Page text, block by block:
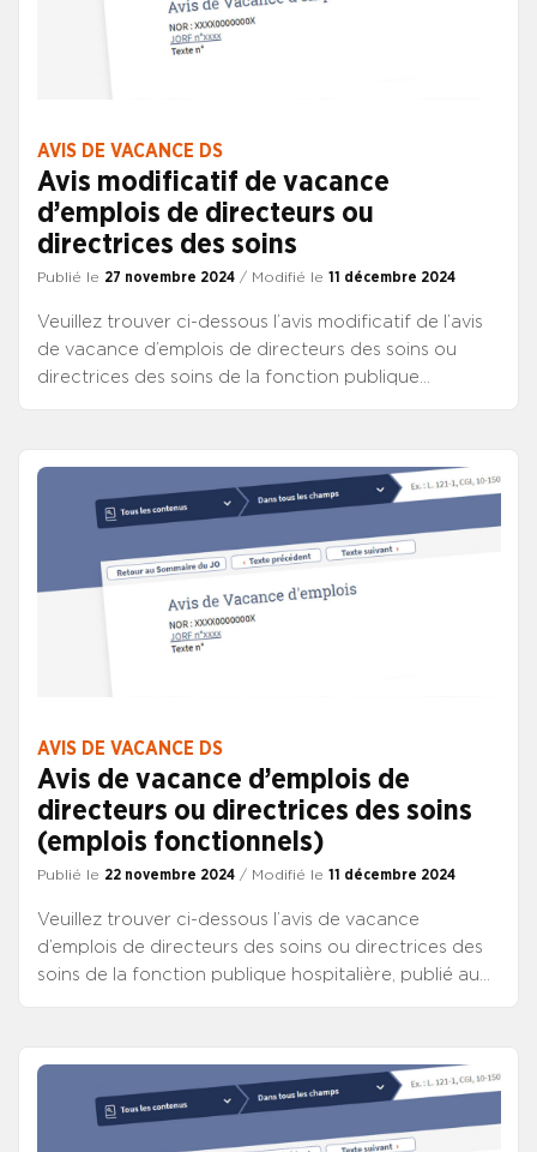
AVIS DE VACANCE DS
Avis modificatif de vacance
d’emplois de directeurs ou
directrices des soins
Publié le 27 novembre 2024 / Modifié le 11 décembre 2024
Veuillez trouver ci-dessous l’avis modificatif de l’avis
de vacance d’emplois de directeurs des soins ou
directrices des soins de la fonction publique
AVIS DE VACANCE DS
Avis de vacance d’emplois de
directeurs ou directrices des soins
(emplois fonctionnels)
Publié le 22 novembre 2024 / Modifié le 11 décembre 2024
Veuillez trouver ci-dessous l’avis de vacance
d’emplois de directeurs des soins ou directrices des
soins de la fonction publique hospitalière, publié au